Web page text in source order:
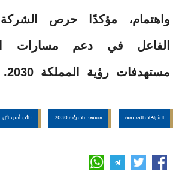
واهتمام، مؤكدًا حرص
الفاعل في دعم مسارات
مستهدفات رؤية المملكة 2030.
الشراكات التعليمية مستهدفات رؤية 2030 نائب أمير حائل